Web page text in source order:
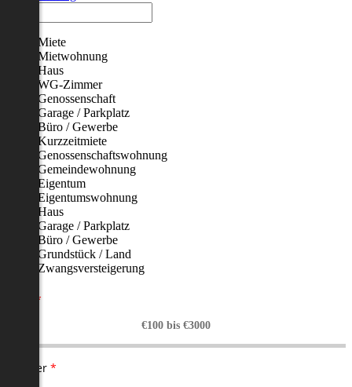
Miete
Mietwohnung
Haus
WG-Zimmer
Genossenschaft
Garage / Parkplatz
Büro / Gewerbe
Kurzzeitmiete
Genossenschaftswohnung
Gemeindewohnung
Eigentum
Eigentumswohnung
Haus
Garage / Parkplatz
Büro / Gewerbe
Grundstück / Land
Zwangsversteigerung
*
€100 bis €3000
Zimmer *